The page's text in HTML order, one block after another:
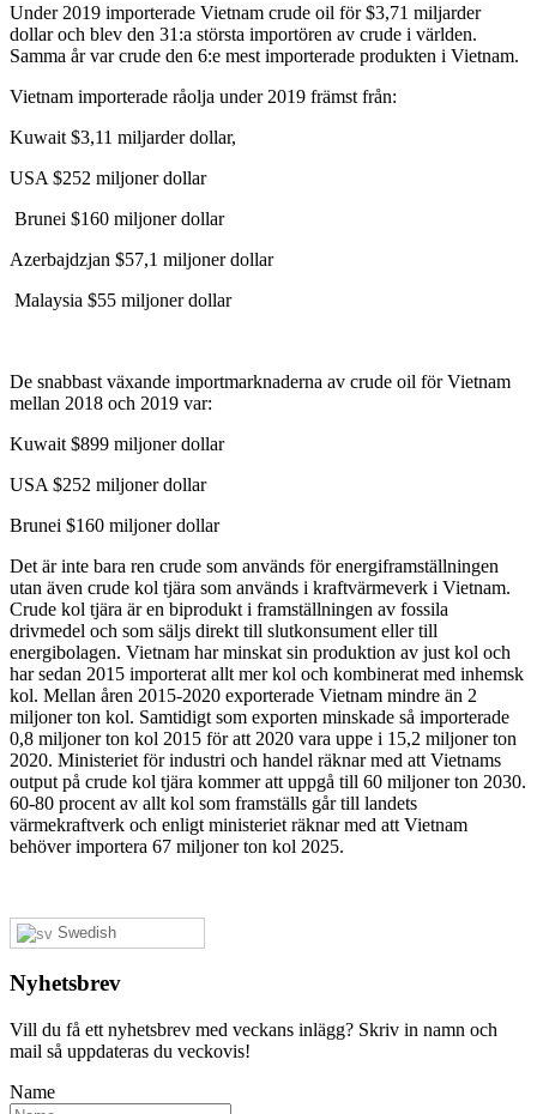
Under 2019 importerade Vietnam crude oil för $3,71 miljarder
dollar och blev den 31:a största importören av crude i världen.
Samma år var crude den 6:e mest importerade produkten i Vietnam.
Vietnam importerade råolja under 2019 främst från:
Kuwait $3,11 miljarder dollar,
USA $252 miljoner dollar
Brunei $160 miljoner dollar
Azerbajdzjan $57,1 miljoner dollar
Malaysia $55 miljoner dollar
De snabbast växande importmarknaderna av crude oil för Vietnam
mellan 2018 och 2019 var:
Kuwait $899 miljoner dollar
USA $252 miljoner dollar
Brunei $160 miljoner dollar
Det är inte bara ren crude som används för energiframställningen
utan även crude kol tjära som används i kraftvärmeverk i Vietnam.
Crude kol tjära är en biprodukt i framställningen av fossila
drivmedel och som säljs direkt till slutkonsument eller till
energibolagen. Vietnam har minskat sin produktion av just kol och
har sedan 2015 importerat allt mer kol och kombinerat med inhemsk
kol. Mellan åren 2015-2020 exporterade Vietnam mindre än 2
miljoner ton kol. Samtidigt som exporten minskade så importerade
0,8 miljoner ton kol 2015 för att 2020 vara uppe i 15,2 miljoner ton
2020. Ministeriet för industri och handel räknar med att Vietnams
output på crude kol tjära kommer att uppgå till 60 miljoner ton 2030.
60-80 procent av allt kol som framställs går till landets
värmekraftverk och enligt ministeriet räknar med att Vietnam
behöver importera 67 miljoner ton kol 2025.
Swedish
Nyhetsbrev
Vill du få ett nyhetsbrev med veckans inlägg? Skriv in namn och
mail så uppdateras du veckovis!
Name